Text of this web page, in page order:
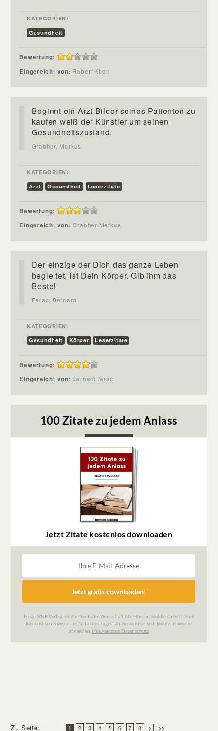
KATEGORIEN:
Gesundheit
Bewertung:
Eingereicht von: Robert Klien
Beginnt ein Arzt Bilder seines Patienten zu
kaufen weiß der Künstler um seinen
Gesundheitszustand.
Grabher, Markus
KATEGORIEN:
Arzt
Gesundheit Leserzitate
Bewertung:
Eingereicht von:Grabher Markus
Der einzige der Dich das ganze Leben
begleitet, ist Dein Körper. Gib ihm das
Beste!
Farac, Bernard
KATEGORIEN:
Gesundheit
Körper Leserzitate
Bewertung:
Eingereicht von:bernard farac
Zu Seite: 1 2 3 4 5 6 7 8 > >>